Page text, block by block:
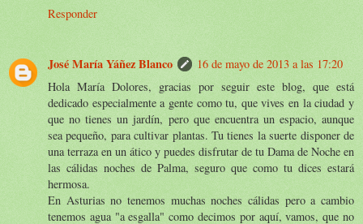
Responder
José María Yáñez Blanco
16 de mayo de 2013 a las 17:20
Hola María Dolores, gracias por seguir este blog, que está
dedicado especialmente a gente como tu, que vives en la ciudad y
que no tienes un jardín, pero que encuentra un espacio, aunque
sea pequeño, para cultivar plantas. Tu tienes la suerte disponer de
una terraza en un ático y puedes disfrutar de tu Dama de Noche en
las cálidas noches de Palma, seguro que como tu dices estará
hermosa.
En Asturias no tenemos muchas noches cálidas pero a cambio
tenemos agua "a esgalla" como decimos por aquí, vamos, que no